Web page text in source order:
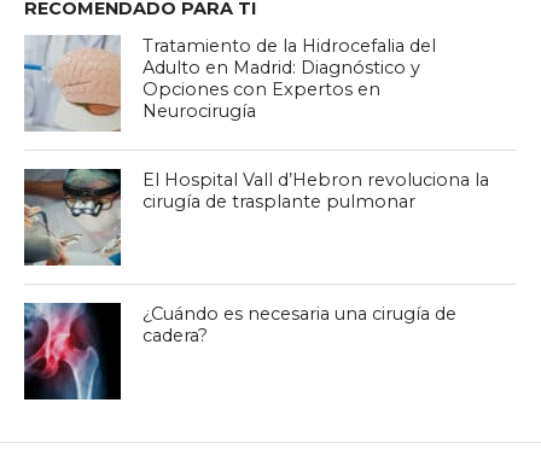
RECOMENDADO PARA TI
Tratamiento de la Hidrocefalia del
Adulto en Madrid: Diagnóstico y
Opciones con Expertos en
Neurocirugía
El Hospital Vall d’Hebron revoluciona la
cirugía de trasplante pulmonar
¿Cuándo es necesaria una cirugía de
cadera?